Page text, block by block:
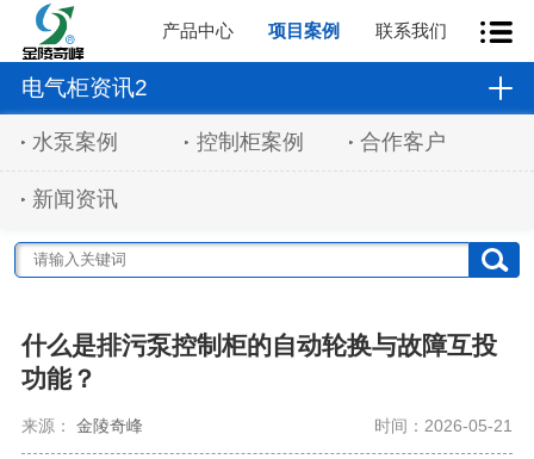
产品中心 项目案例 联系我们
电气柜资讯2
水泵案例 控制柜案例 合作客户
新闻资讯
什么是排污泵控制柜的自动轮换与故障互投
功能？
来源： 金陵奇峰 时间：2026-05-21